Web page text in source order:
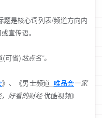
题是核心词列表/频道方向内
宣传语。
(可省)站点名”。
》、《男士频道_ 唯品会一家
好看的财经优酷视频》